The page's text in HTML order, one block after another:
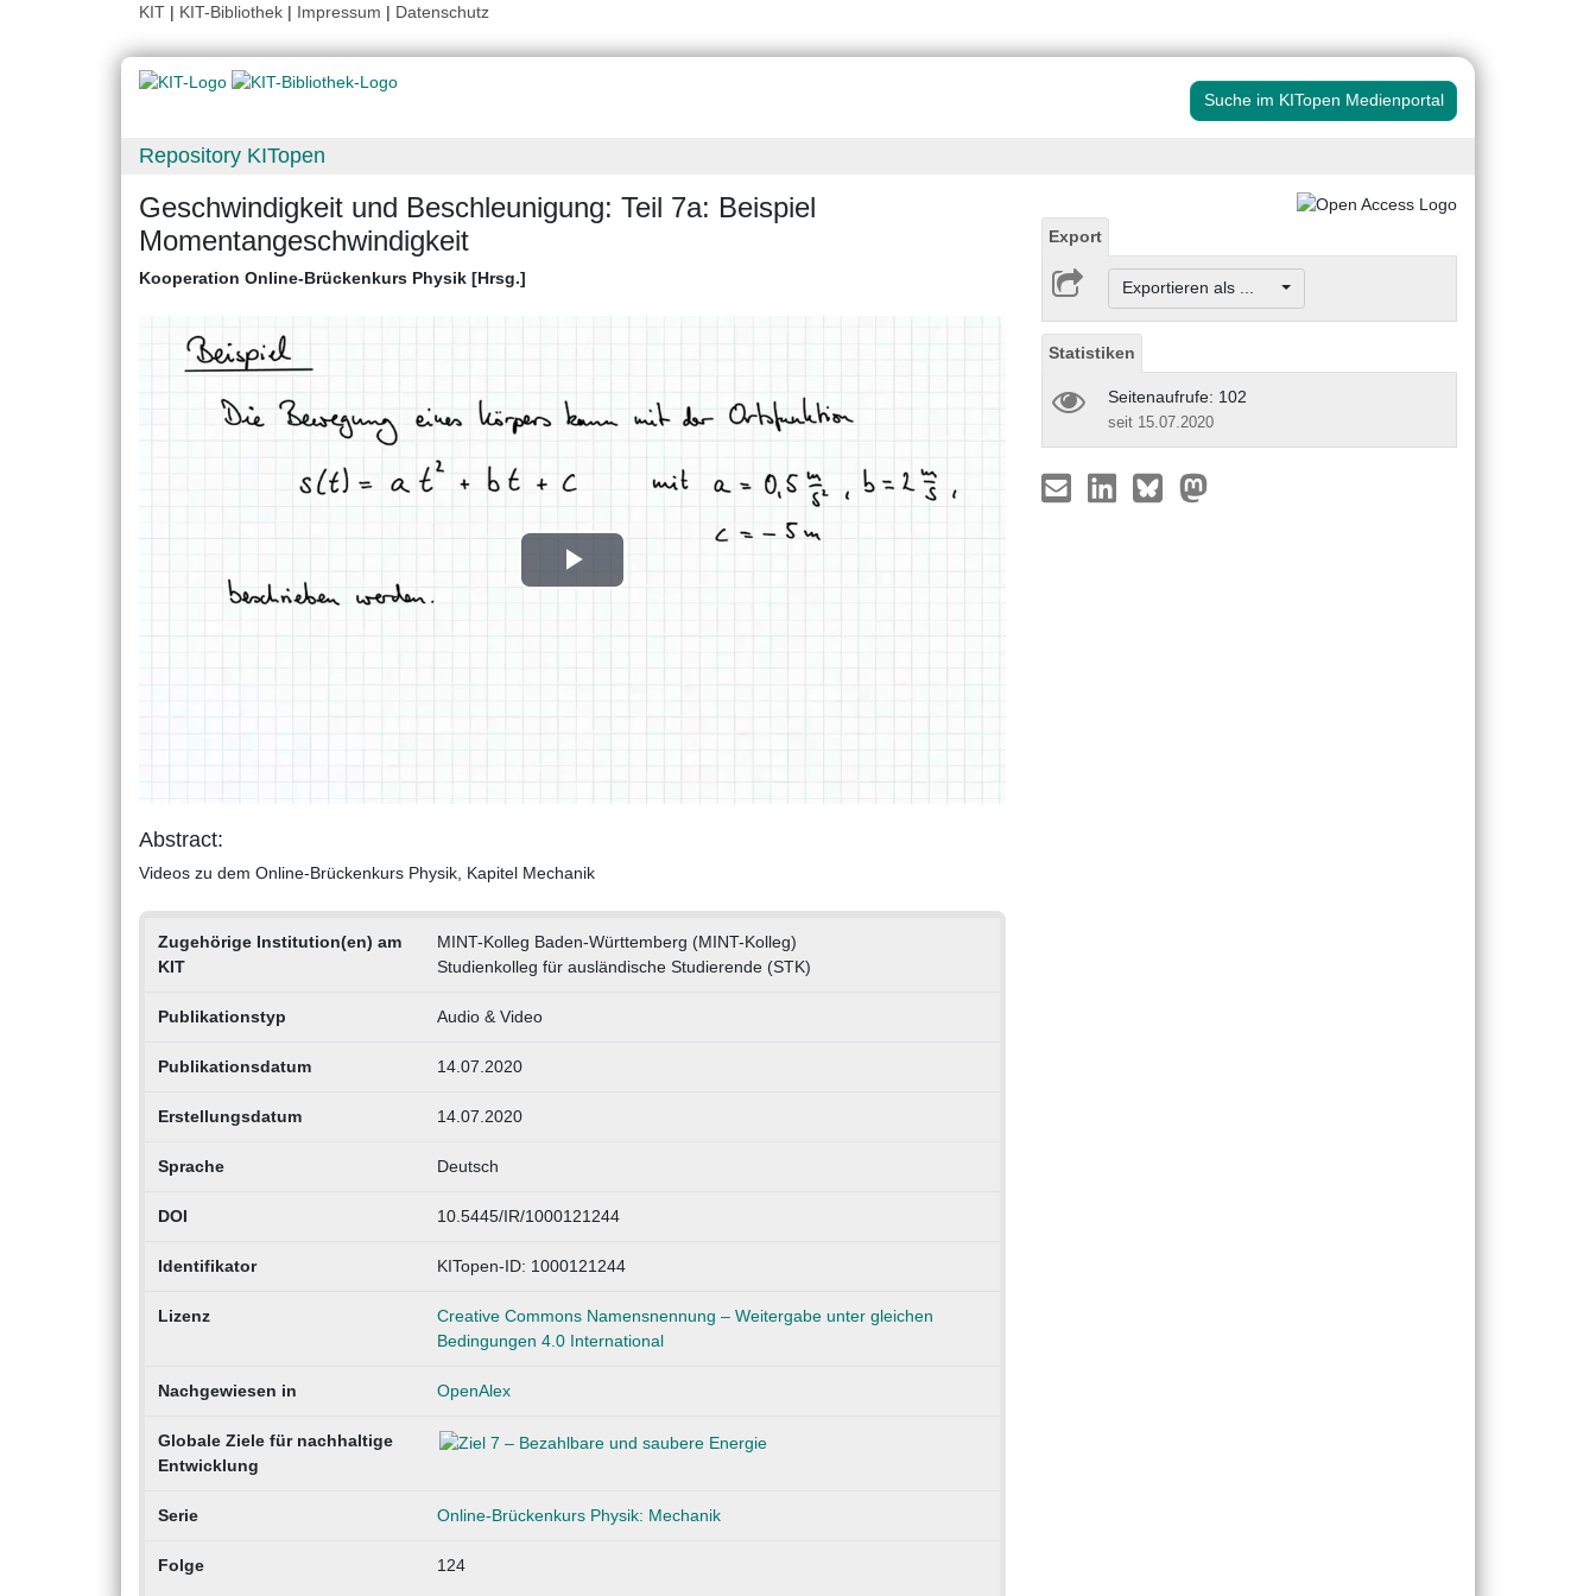
KIT | KIT-Bibliothek | Impressum | Datenschutz
Suche im KITopen Medienportal
Repository KITopen
Geschwindigkeit und Beschleunigung: Teil 7a: Beispiel
Momentangeschwindigkeit
Kooperation Online-Brückenkurs Physik [Hrsg.]
Play
Abstract:
Videos zu dem Online-Brückenkurs Physik, Kapitel Mechanik
Zugehörige Institution(en) am
KIT
MINT-Kolleg Baden-Württemberg (MINT-Kolleg)
Studienkolleg für ausländische Studierende (STK)
Publikationstyp Audio & Video
Publikationsdatum 14.07.2020
Erstellungsdatum 14.07.2020
Sprache Deutsch
DOI 10.5445/IR/1000121244
Identifikator KITopen-ID: 1000121244
Lizenz
Creative Commons Namensnennung – Weitergabe unter gleichen
Bedingungen 4.0 International
Nachgewiesen in OpenAlex
Globale Ziele für nachhaltige
Entwicklung
Serie Online-Brückenkurs Physik: Mechanik
Folge 124
Export
Exportieren als ...
Statistiken
Seitenaufrufe: 102
seit 15.07.2020